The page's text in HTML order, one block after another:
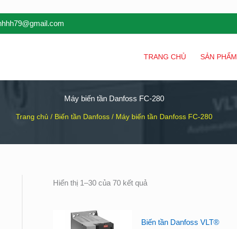
TRANG CHỦ SẢN PHẨM
Máy biến tần Danfoss FC-280
Trang chủ / Biến tần Danfoss / Máy biến tần Danfoss FC-280
Hiển thị 1–30 của 70 kết quả
Biến tần Danfoss VLT®